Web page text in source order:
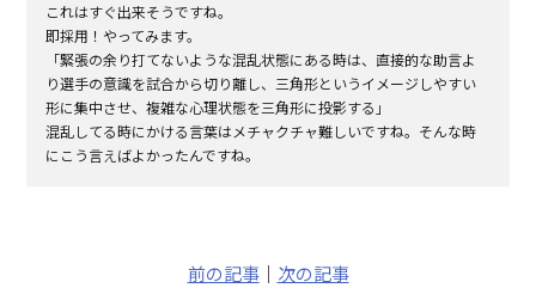
これはすぐ出来そうですね。
即採用！やってみます。
「緊張の余り打てないような混乱状態にある時は、直接的な助言よ
り選手の意識を試合から切り離し、三角形というイメージしやすい
形に集中させ、複雑な心理状態を三角形に投影する」
混乱してる時にかける言葉はメチャクチャ難しいですね。そんな時
にこう言えばよかったんですね。
前の記事｜ 次の記事